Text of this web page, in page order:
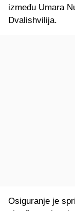
između Umara
Dvalishvilija.
Osiguranje je